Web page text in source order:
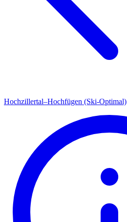
Hochzillertal–Hochfügen (Ski-Optimal)